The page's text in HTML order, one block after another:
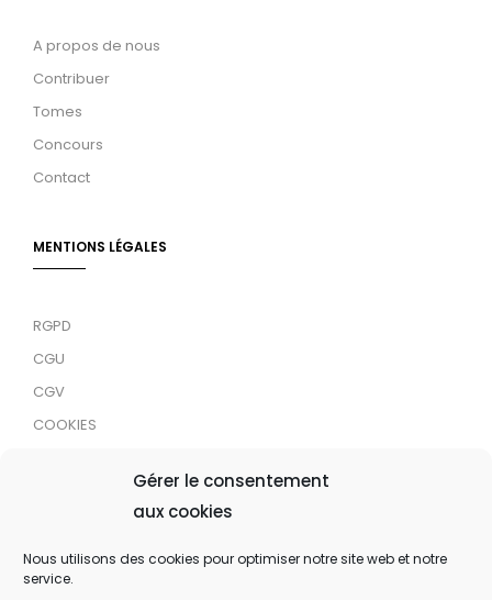
Gérer le consentement
aux cookies
Nous utilisons des cookies pour optimiser notre site web et notre
service.
A propos de nous
Contribuer
Tomes
Concours
Contact
MENTIONS LÉGALES
RGPD
CGU
CGV
COOKIES